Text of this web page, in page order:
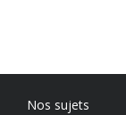
Nos sujets